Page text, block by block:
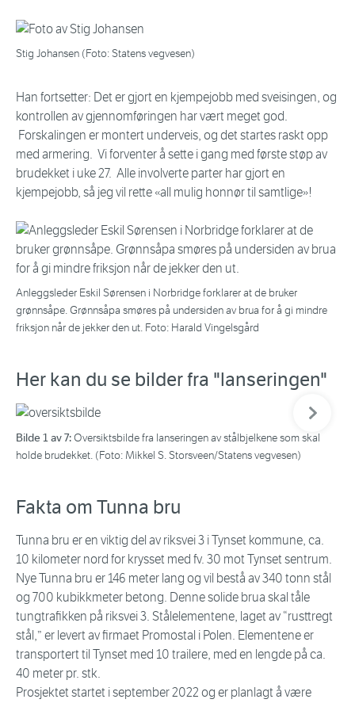
Stig Johansen (Foto: Statens vegvesen)
Han fortsetter: Det er gjort en kjempejobb med sveisingen, og
kontrollen av gjennomføringen har vært meget god.
Forskalingen er montert underveis, og det startes raskt opp
med armering. Vi forventer å sette i gang med første støp av
brudekket i uke 27. Alle involverte parter har gjort en
kjempejobb, så jeg vil rette «all mulig honnør til samtlige»!
Anleggsleder Eskil Sørensen i Norbridge forklarer at de bruker
grønnsåpe. Grønnsåpa smøres på undersiden av brua for å gi mindre
friksjon når de jekker den ut. Foto: Harald Vingelsgård
Her kan du se bilder fra "lanseringen"
Bilde 1 av 7:Oversiktsbilde fra lanseringen av stålbjelkene som skal
holde brudekket. (Foto: Mikkel S. Storsveen/Statens vegvesen)
Fakta om Tunna bru
Tunna bru er en viktig del av riksvei 3 i Tynset kommune, ca.
10 kilometer nord for krysset med fv. 30 mot Tynset sentrum.
Nye Tunna bru er 146 meter lang og vil bestå av 340 tonn stål
og 700 kubikkmeter betong. Denne solide brua skal tåle
tungtrafikken på riksvei 3. Stålelementene, laget av “rusttregt
stål,” er levert av firmaet Promostal i Polen. Elementene er
transportert til Tynset med 10 trailere, med en lengde på ca.
40 meter pr. stk.
Prosjektet startet i september 2022 og er planlagt å være